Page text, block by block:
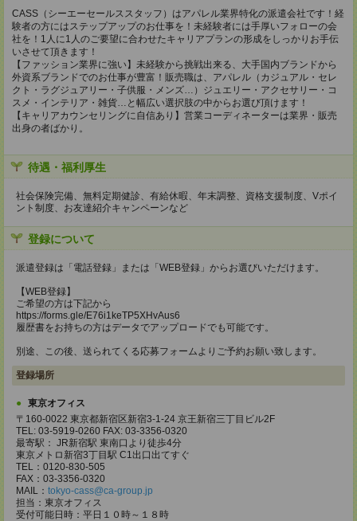
CASS（シーエーセールススタッフ）はアパレル業界特化の派遣会社です！経
験者の方にはステップアップのお仕事を！未経験者には手厚いフォローの会
社を！1人に1人のご要望に合わせたキャリアプランの形成をしっかりお手伝
いさせて頂きます！
【ファッション業界に強い】未経験から挑戦出来る、大手国内ブランドから
外資系ブランドでのお仕事が豊富！販売職は、アパレル（カジュアル・セレ
クト・ラグジュアリー・子供服・メンズ…）ジュエリー・アクセサリー・コ
スメ・インテリア・雑貨…と幅広い選択肢の中からお選び頂けます！
【キャリアカウンセリングに自信あり】営業コーディネーターは業界・販売
出身の者ばかり。
待遇・福利厚生
社会保険完備、無料定期健診、有給休暇、年末調整、資格支援制度、Vポイ
ント制度、お友達紹介キャンペーンなど
登録について
派遣登録は「電話登録」または「WEB登録」からお選びいただけます。
【WEB登録】
ご希望の方は下記から
https://forms.gle/E76i1keTP5XHvAus6
履歴書をお持ちの方はデータでアップロードでも可能です。
別途、この後、送られてくる応募フォームよりご予約お願い致します。
登録場所
東京オフィス
〒160-0022 東京都新宿区新宿3-1-24 京王新宿三丁目ビル2F
TEL: 03-5919-0260 FAX: 03-3356-0320
最寄駅： JR新宿駅 東南口より徒歩4分
東京メトロ新宿3丁目駅 C1出口出てすぐ
TEL：0120-830-505
FAX：03-3356-0320
MAIL： tokyo-cass@ca-group.jp
担当：東京オフィス
受付可能日時：平日１０時～１８時